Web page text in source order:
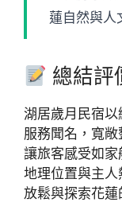
蓮自然與人
總結評
湖居歲月民宿
服務聞名，寬敞
讓旅客感受如
地理位置與主
放鬆與探索花蓮